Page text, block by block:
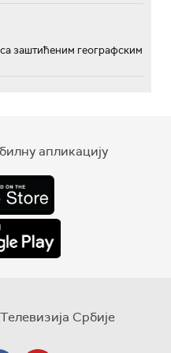
заштићеним географским
апликацију
Србије